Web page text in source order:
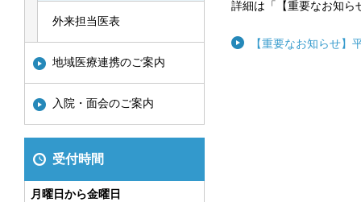
詳細は「【重要なお知ら
【重要なお知らせ】
外来担当医表
地域医療連携のご案内
入院・面会のご案内
受付時間
月曜日から金曜日